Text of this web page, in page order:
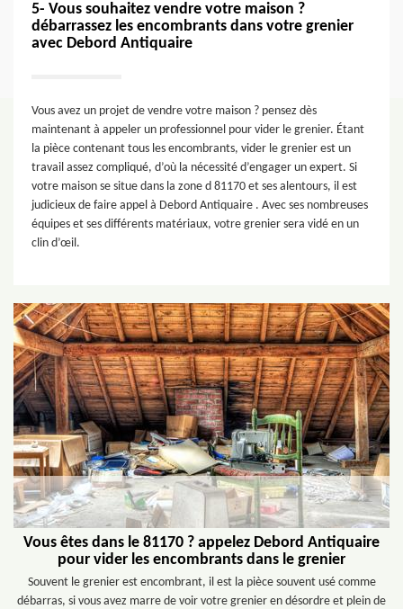
5- Vous souhaitez vendre votre maison ?
débarrassez les encombrants dans votre grenier
avec Debord Antiquaire
Vous avez un projet de vendre votre maison ? pensez dès
maintenant à appeler un professionnel pour vider le grenier. Étant
la pièce contenant tous les encombrants, vider le grenier est un
travail assez compliqué, d’où la nécessité d’engager un expert. Si
votre maison se situe dans la zone d 81170 et ses alentours, il est
judicieux de faire appel à Debord Antiquaire . Avec ses nombreuses
équipes et ses différents matériaux, votre grenier sera vidé en un
clin d’œil.
Vous êtes dans le 81170 ? appelez Debord Antiquaire
pour vider les encombrants dans le grenier
Souvent le grenier est encombrant, il est la pièce souvent usé comme
débarras, si vous avez marre de voir votre grenier en désordre et plein de